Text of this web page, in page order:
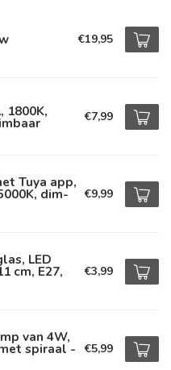
€19,95
1800K, €7,99
Tuya app,
dim- €9,99
LED
cm, E27, €3,99
van 4W,
spiraal - €5,99